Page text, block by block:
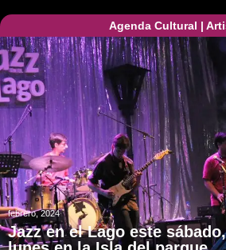
Agenda Cultural |
febrero, 2024
Jazz en el Lago este